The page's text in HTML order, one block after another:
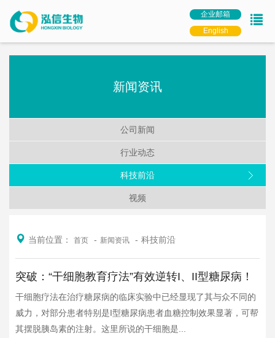
企业邮箱
English
新闻资讯
公司新闻
行业动态
科技前沿
视频
当前位置： 首页 新闻资讯 科技前沿
突破：“干细胞教育疗法”有效逆转I、II型糖尿病！
干细胞疗法在治疗糖尿病的临床实验中已经显现了其与众不同的
威力，对部分患者特别是I型糖尿病患者血糖控制效果显著，可帮
其摆脱胰岛素的注射。这里所说的干细胞是...